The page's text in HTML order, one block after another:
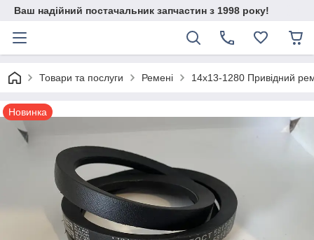
Ваш надійний постачальник запчастин з 1998 року!
Товари та послуги Ремені 14х13-1280 Привідний
Новинка